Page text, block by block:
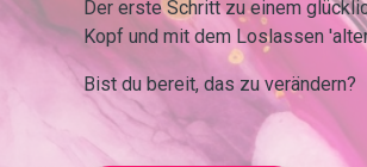
Der erste Schritt zu einem
Kopf und mit dem Loslassen
Bist du bereit, das zu verändern?